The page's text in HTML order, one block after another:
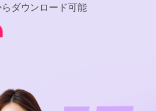
数の動画ファイルを
動画変換ツール
・画像の無料変換
Hot
ダウンロード可能